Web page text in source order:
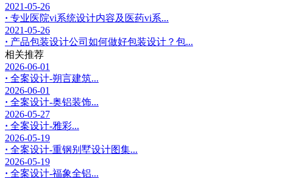
2021-05-26
· 专业医院vi系统设计内容及医药vi系...
2021-05-26
· 产品包装设计公司如何做好包装设计？包...
相关推荐
2026-06-01
· 全案设计-朔言建筑...
2026-06-01
· 全案设计-奥铝装饰...
2026-05-27
· 全案设计-雅彩...
2026-05-19
· 全案设计-重钢别墅设计图集...
2026-05-19
· 全案设计-福象全铝...